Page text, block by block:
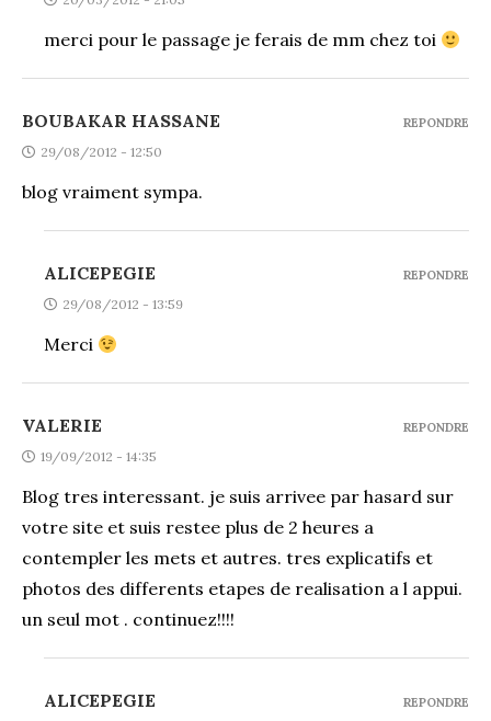
merci pour le passage je ferais de mm chez toi
BOUBAKAR HASSANE
29/08/2012 - 12:50
blog vraiment sympa.
REPONDRE
ALICEPEGIE
29/08/2012 - 13:59
Merci
REPONDRE
VALERIE
19/09/2012 - 14:35
Blog tres interessant. je suis arrivee par hasard sur
votre site et suis restee plus de 2 heures a
contempler les mets et autres. tres explicatifs et
photos des differents etapes de realisation a l appui.
un seul mot . continuez!!!!
REPONDRE
ALICEPEGIE REPONDRE